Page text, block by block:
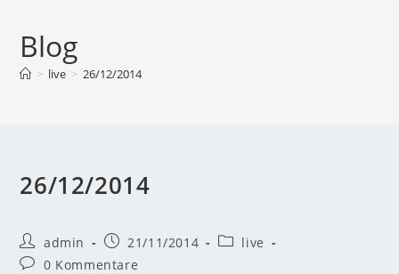
Blog
> live > 26/12/2014
26/12/2014
admin 21/11/2014
live
0 Kommentare